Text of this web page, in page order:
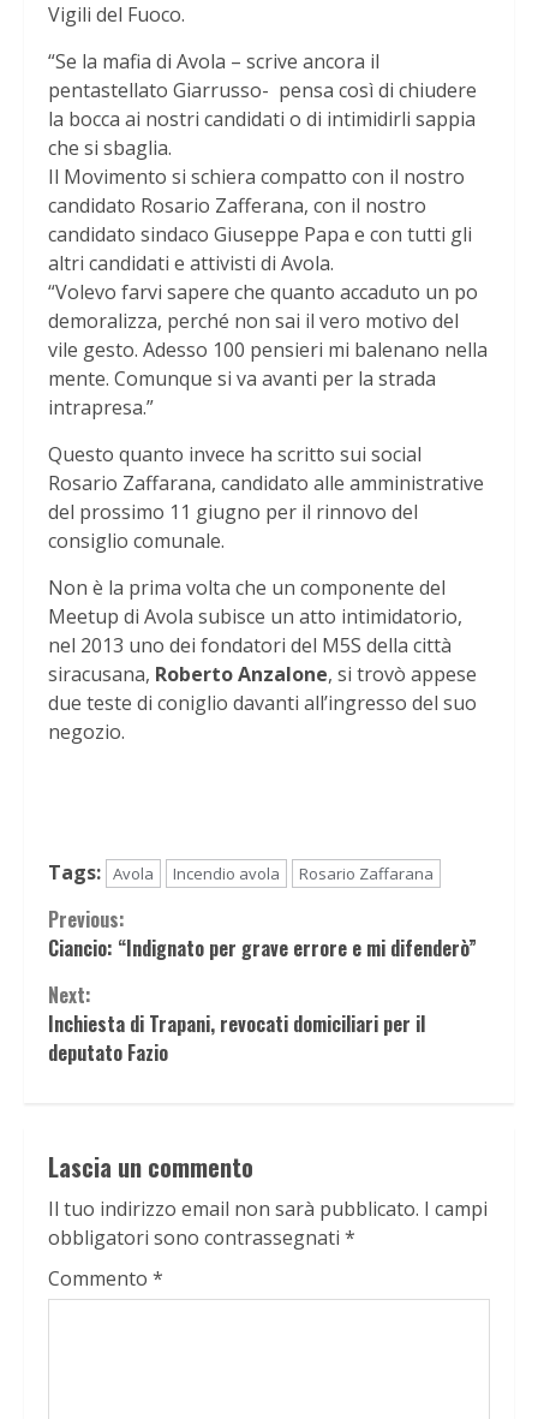
Vigili del Fuoco.
“Se la mafia di Avola – scrive ancora il
pentastellato Giarrusso- pensa così di chiudere
la bocca ai nostri candidati o di intimidirli sappia
che si sbaglia.
Il Movimento si schiera compatto con il nostro
candidato Rosario Zafferana, con il nostro
candidato sindaco Giuseppe Papa e con tutti gli
altri candidati e attivisti di Avola.
“Volevo farvi sapere che quanto accaduto un po
demoralizza, perché non sai il vero motivo del
vile gesto. Adesso 100 pensieri mi balenano nella
mente. Comunque si va avanti per la strada
intrapresa.”
Questo quanto invece ha scritto sui social
Rosario Zaffarana, candidato alle amministrative
del prossimo 11 giugno per il rinnovo del
consiglio comunale.
Non è la prima volta che un componente del
Meetup di Avola subisce un atto intimidatorio,
nel 2013 uno dei fondatori del M5S della città
siracusana, Roberto Anzalone, si trovò appese
due teste di coniglio davanti all’ingresso del suo
negozio.
Tags: Avola Incendio avola Rosario Zaffarana
Continue
Reading
Previous:
Ciancio: “Indignato per grave errore e mi difenderò”
Next:
Inchiesta di Trapani, revocati domiciliari per il
deputato Fazio
Lascia un commento
Il tuo indirizzo email non sarà pubblicato. I campi
obbligatori sono contrassegnati *
Commento *